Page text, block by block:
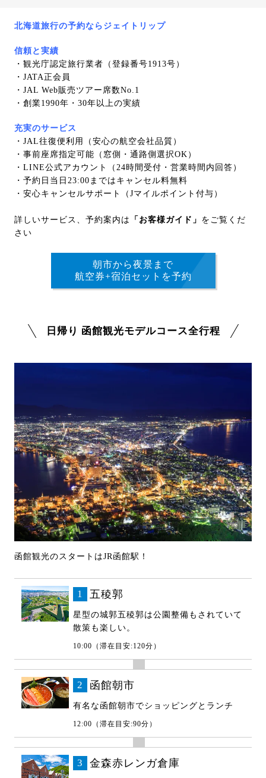
北海道旅行の予約ならジェイトリップ
信頼と実績
・観光庁認定旅行業者（登録番号1913号）
・JATA正会員
・JAL Web販売ツアー席数No.1
・創業1990年・30年以上の実績
充実のサービス
・JAL往復便利用（安心の航空会社品質）
・事前座席指定可能（窓側・通路側選択OK）
・LINE公式アカウント（24時間受付・営業時間内回答）
・予約日当日23:00まではキャンセル料無料
・安心キャンセルサポート（Jマイルポイント付与）
詳しいサービス、予約案内は 「お客様ガイド」 をご覧くだ
さい
朝市から夜景まで
航空券+宿泊セットを予約
日帰り 函館観光モデルコース全行程
函館観光のスタートはJR函館駅！
1 五稜郭
星型の城郭五稜郭は公園整備もされていて
散策も楽しい。
10:00（滞在目安:120分）
2 函館朝市
有名な函館朝市でショッピングとランチ
12:00（滞在目安:90分）
3 金森赤レンガ倉庫